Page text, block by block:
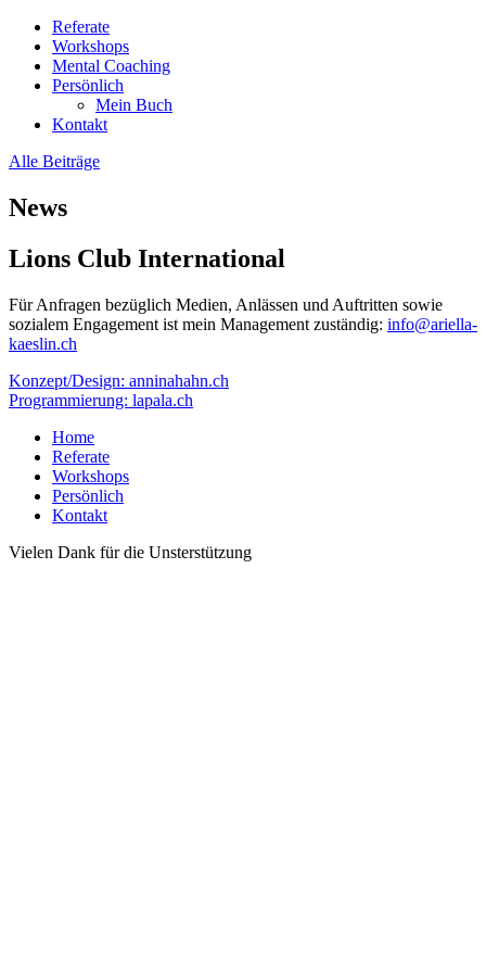
Referate
Workshops
Mental Coaching
Persönlich
Mein Buch
Kontakt
Alle Beiträge
News
Lions Club International
Für Anfragen bezüglich Medien, Anlässen und Auftritten sowie
sozialem Engagement ist mein Management zuständig: info@ariella-
kaeslin.ch
Konzept/Design: anninahahn.ch
Programmierung: lapala.ch
Home
Referate
Workshops
Persönlich
Kontakt
Vielen Dank für die Unsterstützung